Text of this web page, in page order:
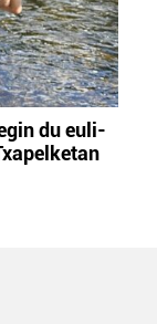
du euli-